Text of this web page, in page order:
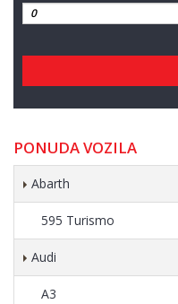
PONUDA VOZILA
Abarth
595 Turismo
Audi
A3